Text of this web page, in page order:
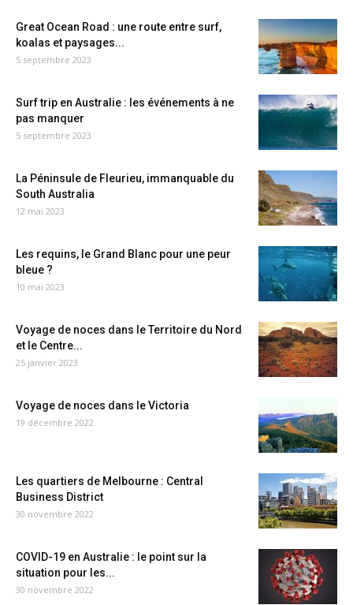
Great Ocean Road : une route entre surf,
koalas et paysages...
5 septembre 2023
Surf trip en Australie : les événements à ne
pas manquer
5 septembre 2023
La Péninsule de Fleurieu, immanquable du
South Australia
12 mai 2023
Les requins, le Grand Blanc pour une peur
bleue ?
10 mai 2023
Voyage de noces dans le Territoire du Nord
et le Centre...
25 janvier 2023
Voyage de noces dans le Victoria
19 décembre 2022
Les quartiers de Melbourne : Central
Business District
30 novembre 2022
COVID-19 en Australie : le point sur la
situation pour les...
30 novembre 2022